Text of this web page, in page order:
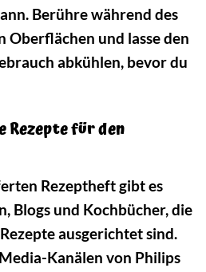
Berühre während des
Oberflächen und lasse den
abkühlen, bevor du
Rezepte für den
Rezeptheft gibt es
Blogs und Kochbücher, die
ausgerichtet sind.
Kanälen von Philips